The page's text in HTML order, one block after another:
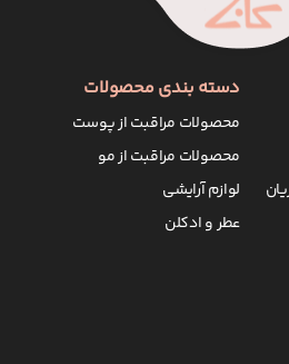
دسته بندی محصولات
محصولات مراقبت از پوست
محصولات مراقبت از مو
لوازم آرایشی
عطر و ادکلن